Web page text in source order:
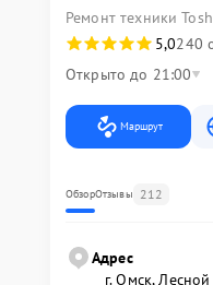
Ремонт техники
5,0240
Открыто до 21:00
Маршрут
ОбзорОтзывы 212
Адрес
г. Омск,